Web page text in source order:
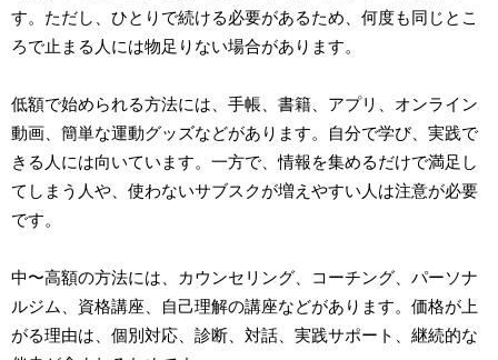
す。ただし、ひとりで続ける必要があるため、何度も同じとこ
ろで止まる人には物足りない場合があります。
低額で始められる方法には、手帳、書籍、アプリ、オンライン
動画、簡単な運動グッズなどがあります。自分で学び、実践で
きる人には向いています。一方で、情報を集めるだけで満足し
てしまう人や、使わないサブスクが増えやすい人は注意が必要
です。
中〜高額の方法には、カウンセリング、コーチング、パーソナ
ルジム、資格講座、自己理解の講座などがあります。価格が上
がる理由は、個別対応、診断、対話、実践サポート、継続的な